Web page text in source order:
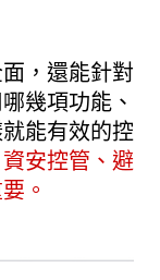
，還能針對
幾項功能、
能有效的控
資安控管、避
。